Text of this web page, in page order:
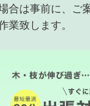
合は事前に、ご
業致します。